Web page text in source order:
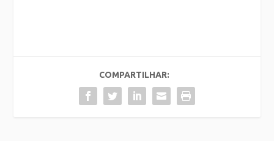
COMPARTILHAR: